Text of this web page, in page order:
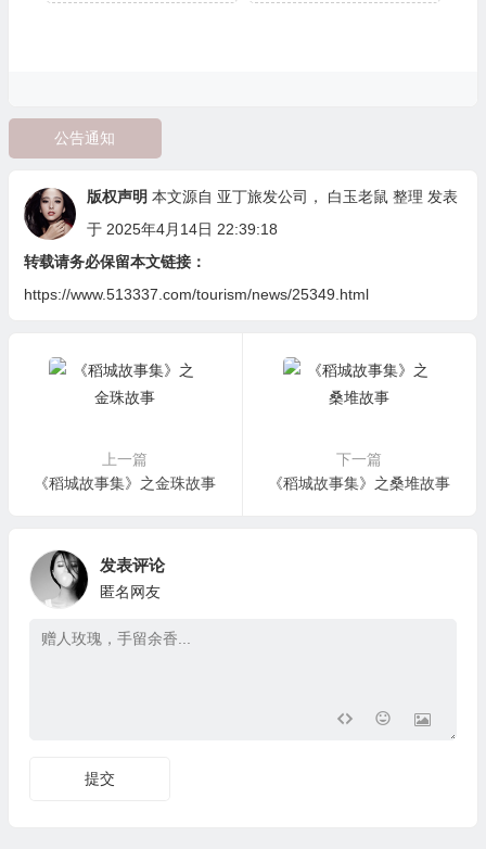
公告通知
版权声明 本文源自 亚丁旅发公司 ， 白玉老鼠 整理 发表
于 2025年4月14日 22:39:18
转载请务必保留本文链接：
https://www.513337.com/tourism/news/25349.html
上一篇
《稻城故事集》之金珠故事
下一篇
《稻城故事集》之桑堆故事
发表评论
匿名网友
提交